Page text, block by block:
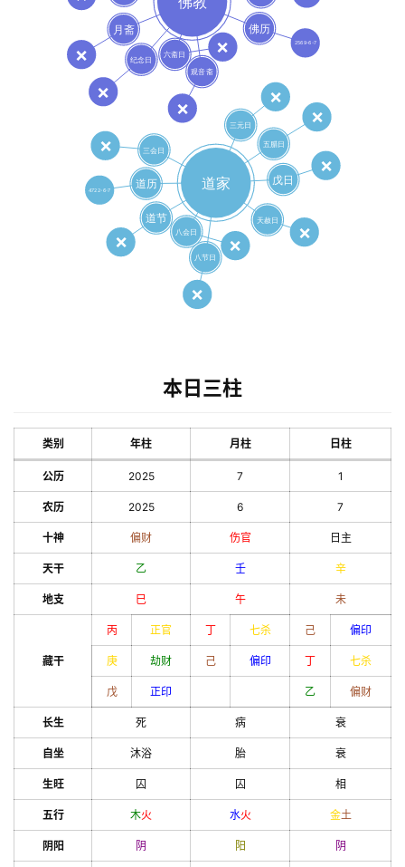
本日三柱
类别 年柱 月柱 日柱
公历 2025 7 1
农历 2025 6 7
十神 偏财 伤官 日主
天干 乙 壬 辛
地支 巳 午 未
藏干
丙 正官 丁 七杀 己 偏印
庚 劫财 己 偏印 丁 七杀
戊 正印 乙 偏财
长生 死 病 衰
自坐 沐浴 胎 衰
生旺 囚 囚 相
五行 木火 水火 金土
阴阳 阴 阳 阴